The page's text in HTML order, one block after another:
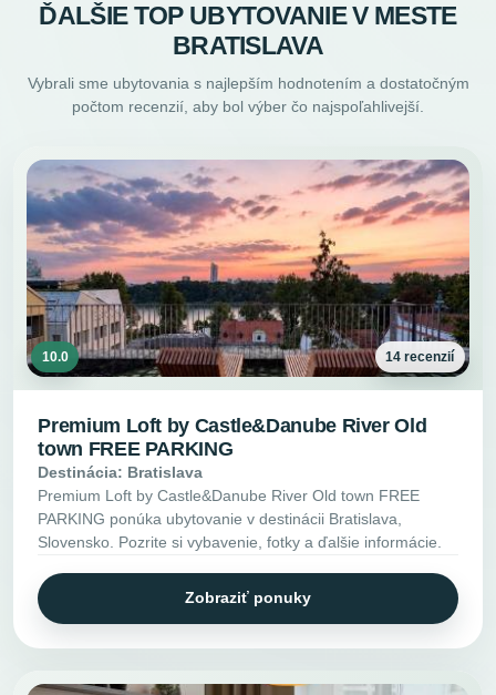
ĎALŠIE TOP UBYTOVANIE V MESTE
BRATISLAVA
Vybrali sme ubytovania s najlepším hodnotením a dostatočným
počtom recenzií, aby bol výber čo najspoľahlivejší.
10.0 14 recenzií
Premium Loft by Castle&Danube River Old
town FREE PARKING
Destinácia: Bratislava
Premium Loft by Castle&Danube River Old town FREE
PARKING ponúka ubytovanie v destinácii Bratislava,
Slovensko. Pozrite si vybavenie, fotky a ďalšie informácie.
Zobraziť ponuky